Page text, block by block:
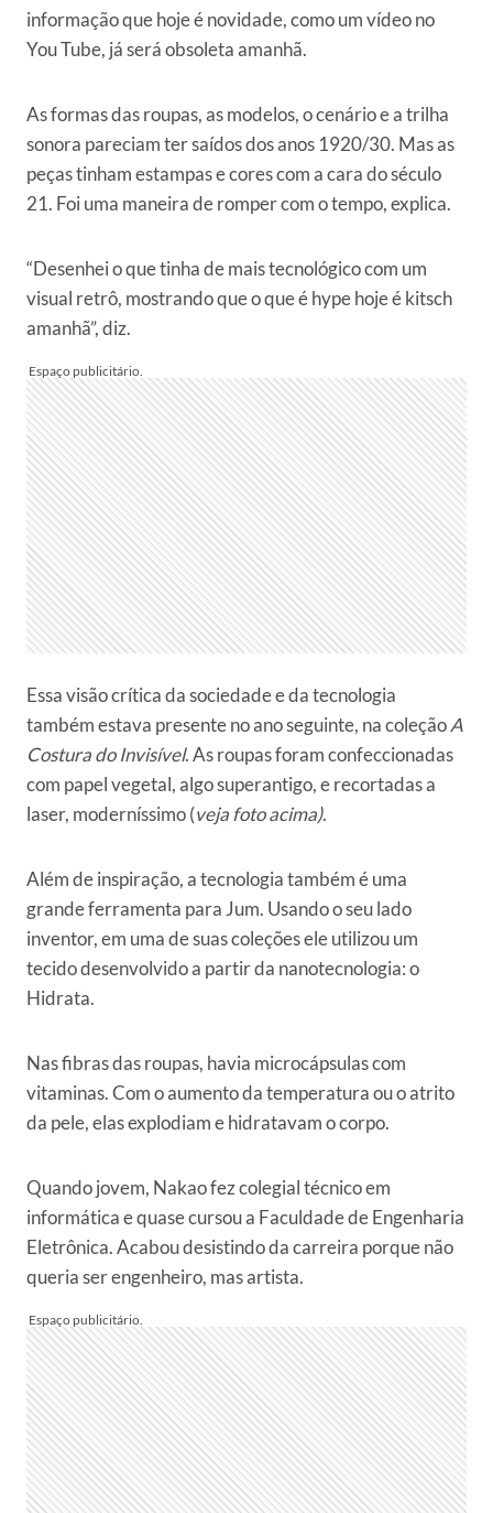
informação que hoje é novidade, como um vídeo no
You Tube, já será obsoleta amanhã.
As formas das roupas, as modelos, o cenário e a trilha
sonora pareciam ter saídos dos anos 1920/30. Mas as
peças tinham estampas e cores com a cara do século
21. Foi uma maneira de romper com o tempo, explica.
“Desenhei o que tinha de mais tecnológico com um
visual retrô, mostrando que o que é hype hoje é kitsch
amanhã”, diz.
Essa visão crítica da sociedade e da tecnologia
também estava presente no ano seguinte, na coleçãoA
Costura do Invisível. As roupas foram confeccionadas
com papel vegetal, algo superantigo, e recortadas a
laser, moderníssimo (veja foto acima).
Além de inspiração, a tecnologia também é uma
grande ferramenta para Jum. Usando o seu lado
inventor, em uma de suas coleções ele utilizou um
tecido desenvolvido a partir da nanotecnologia: o
Hidrata.
Nas fibras das roupas, havia microcápsulas com
vitaminas. Com o aumento da temperatura ou o atrito
da pele, elas explodiam e hidratavam o corpo.
Quando jovem, Nakao fez colegial técnico em
informática e quase cursou a Faculdade de Engenharia
Eletrônica. Acabou desistindo da carreira porque não
queria ser engenheiro, mas artista.